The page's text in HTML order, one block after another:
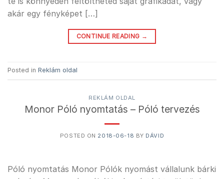
akár egy fényképet […]
CONTINUE READING →
Posted in Reklám oldal
REKLÁM OLDAL
Monor Póló nyomtatás – Póló tervezés
POSTED ON 2018-06-18 BY DÁVID
Póló nyomtatás Monor Pólók nyomást vállalunk bárki